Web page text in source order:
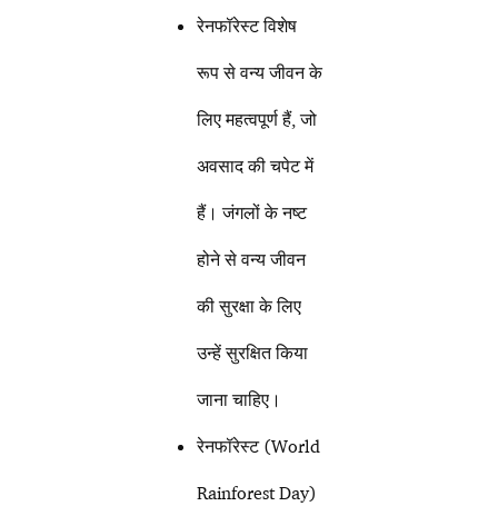
रेनफॉरेस्ट विशेष
रूप से वन्य जीवन के
लिए महत्वपूर्ण हैं, जो
अवसाद की चपेट में
हैं। जंगलों के नष्ट
होने से वन्य जीवन
की सुरक्षा के लिए
उन्हें सुरक्षित किया
जाना चाहिए।
रेनफॉरेस्ट (World
Rainforest Day)